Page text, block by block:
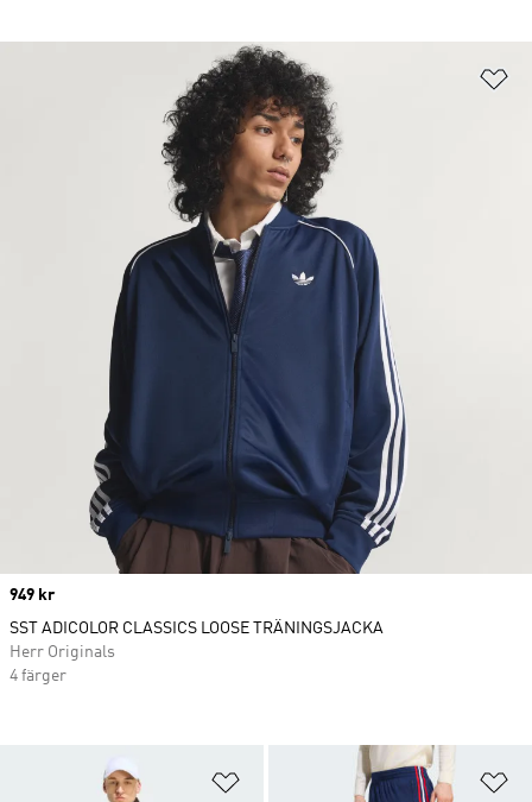
Lägg till på önskelistan
Price
949 kr
SST ADICOLOR CLASSICS LOOSE TRÄNINGSJACKA
Herr Originals
4 färger